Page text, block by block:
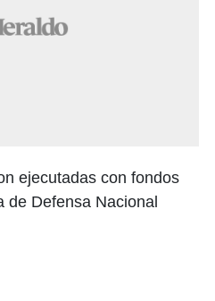
ejecutadas con fondos
de Defensa Nacional